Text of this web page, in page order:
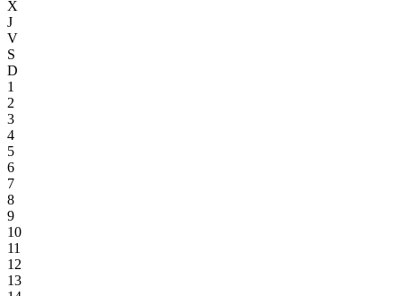
X
J
V
S
D
1
2
3
4
5
6
7
8
9
10
11
12
13